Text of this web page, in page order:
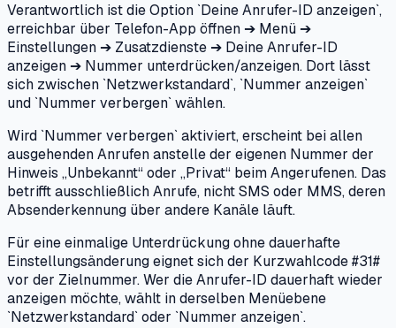
Verantwortlich ist die Option `Deine Anrufer-ID anzeigen`,
erreichbar über Telefon-App öffnen ➔ Menü ➔
Einstellungen ➔ Zusatzdienste ➔ Deine Anrufer-ID
anzeigen ➔ Nummer unterdrücken/anzeigen. Dort lässt
sich zwischen `Netzwerkstandard`, `Nummer anzeigen`
und `Nummer verbergen` wählen.
Wird `Nummer verbergen` aktiviert, erscheint bei allen
ausgehenden Anrufen anstelle der eigenen Nummer der
Hinweis „Unbekannt“ oder „Privat“ beim Angerufenen. Das
betrifft ausschließlich Anrufe, nicht SMS oder MMS, deren
Absenderkennung über andere Kanäle läuft.
Für eine einmalige Unterdrückung ohne dauerhafte
Einstellungsänderung eignet sich der Kurzwahlcode #31#
vor der Zielnummer. Wer die Anrufer-ID dauerhaft wieder
anzeigen möchte, wählt in derselben Menüebene
`Netzwerkstandard` oder `Nummer anzeigen`.